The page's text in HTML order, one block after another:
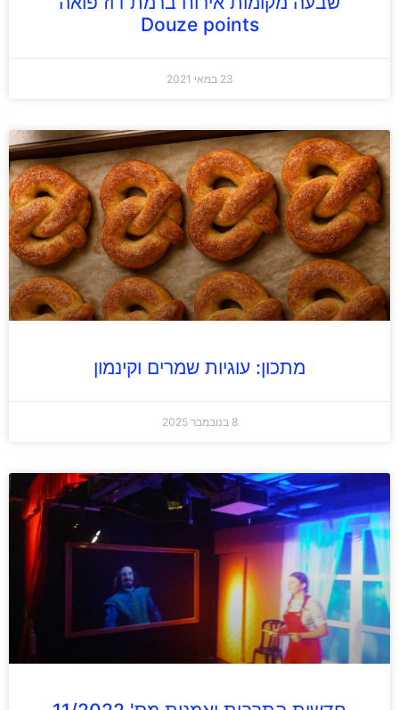
Douze points
23 במאי 2021
מתכון: עוגיות שמרים וקינמון
8 בנובמבר 2025